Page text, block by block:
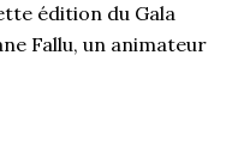
édition du Gala
Fallu, un animateur